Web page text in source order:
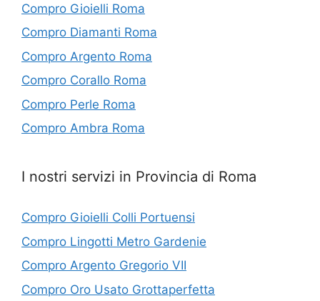
Compro Gioielli Roma
Compro Diamanti Roma
Compro Argento Roma
Compro Corallo Roma
Compro Perle Roma
Compro Ambra Roma
I nostri servizi in Provincia di Roma
Compro Gioielli Colli Portuensi
Compro Lingotti Metro Gardenie
Compro Argento Gregorio VII
Compro Oro Usato Grottaperfetta